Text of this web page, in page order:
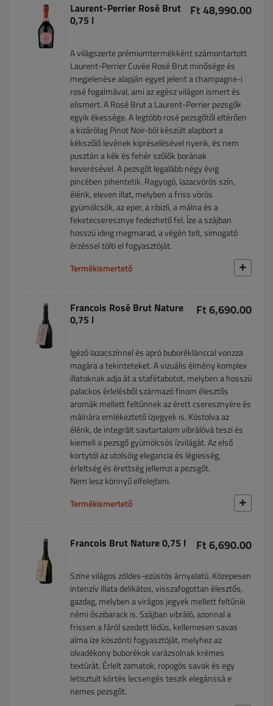
Laurent-Perrier Rosé Brut
0,75 l
Ft 48,990.00
A világszerte prémiumtermékként számontartott
Laurent-Perrier Cuvée Rosé Brut minősége és
megjelenése alapján egyet jelent a champagne-i
rosé fogalmával, ami az egész világon ismert és
elismert. A Rosé Brut a Laurent-Perrier pezsgők
egyik ékessége. A legtöbb rosé pezsgőtől eltérően
a kizárólag Pinot Noir-ból készült alapbort a
kékszőlő levének kipréselésével nyerik, és nem
pusztán a kék és fehér szőlők borának
keverésével. A pezsgőt legalább négy évig
pincében pihentetik. Ragyogó, lazacvörös szín,
élénk, eleven illat, melyben a friss vörös
gyümölcsök, az eper, a ribizli, a málna és a
feketecseresznye fedezhető fel. Íze a szájban
hosszú ideig megmarad, a végén telt, simogató
érzéssel tölti el fogyasztóját.
Termékismertető
Francois Rosé Brut Nature
0,75 l
Ft 6,690.00
Igéző lazacszínnel és apró buboréklánccal vonzza
magára a tekinteteket. A vizuális élmény komplex
illatoknak adja át a stafétabotot, melyben a hosszú
palackos érlelésből származó finom élesztős
aromák mellett feltűnnek az érett cseresznyére és
málnára emlékeztető ízjegyek is. Kóstolva az
élénk, de integrált savtartalom vibrálóvá teszi és
kiemeli a pezsgő gyümölcsös ízvilágát. Az első
kortytól az utolsóig elegancia és légiesség,
érleltség és érettség jellemzi a pezsgőt.
Nem lesz könnyű elfelejteni.
Termékismertető
Francois Brut Nature 0,75 l Ft 6,690.00
Színe világos zöldes-ezüstös árnyalatú. Közepesen
intenzív illata delikátos, visszafogottan élesztős,
gazdag, melyben a virágos jegyek mellett feltűnik
némi őszibarack is. Szájban vibráló, azonnal a
frissen a fáról szedett lédús, kellemesen savas
alma íze köszönti fogyasztóját, melyhez az
olvadékony buborékok varázsolnak krémes
textúrát. Érlelt zamatok, ropogós savak és egy
letisztult körtés lecsengés teszik elegánssá e
nemes pezsgőt.